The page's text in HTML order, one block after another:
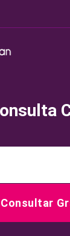
Consultar